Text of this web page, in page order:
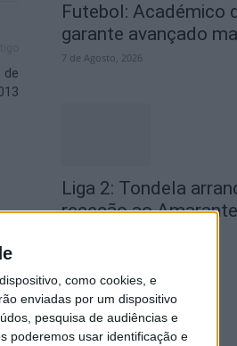
como cookies, e
enviadas por um dispositivo
pesquisa de audiências e
poderemos usar identificação e
de
Futebol: Académico
garante avançado
7 de Agosto, 2026
Liga 2: Tondela
receção ao Amarante